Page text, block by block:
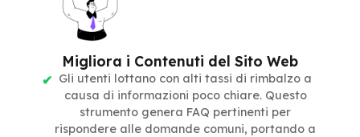
Migliora i Contenuti del Sito Web
Gli utenti lottano con alti tassi di rimbalzo a
causa di informazioni poco chiare. Questo
strumento genera FAQ pertinenti per
rispondere alle domande comuni, portando a